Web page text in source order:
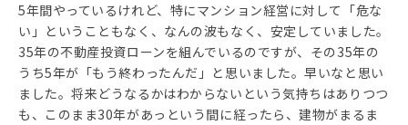
5年間やっているけれど、特にマンション経営に対して「危な
い」ということもなく、なんの波もなく、安定していました。
35年の不動産投資ローンを組んでいるのですが、その35年の
うち5年が「もう終わったんだ」と思いました。早いなと思い
ました。将来どうなるかはわからないという気持ちはありつつ
も、このまま30年があっという間に経ったら、建物がまるま